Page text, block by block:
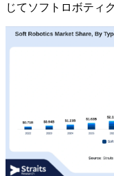
じてソフトロボティ